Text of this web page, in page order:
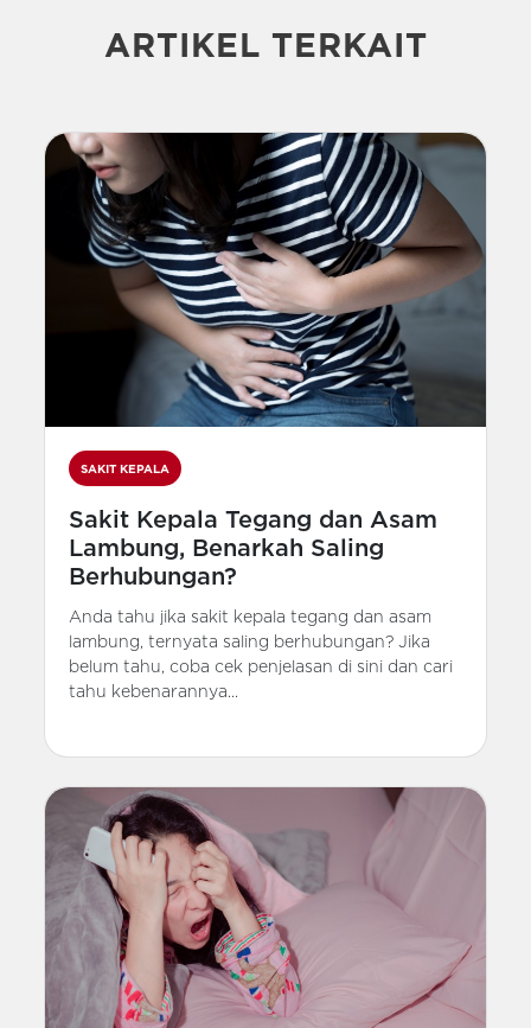
ARTIKEL TERKAIT
SAKIT KEPALA
Sakit Kepala Tegang dan Asam
Lambung, Benarkah Saling
Berhubungan?
Anda tahu jika sakit kepala tegang dan asam
lambung, ternyata saling berhubungan? Jika
belum tahu, coba cek penjelasan di sini dan cari
tahu kebenarannya...